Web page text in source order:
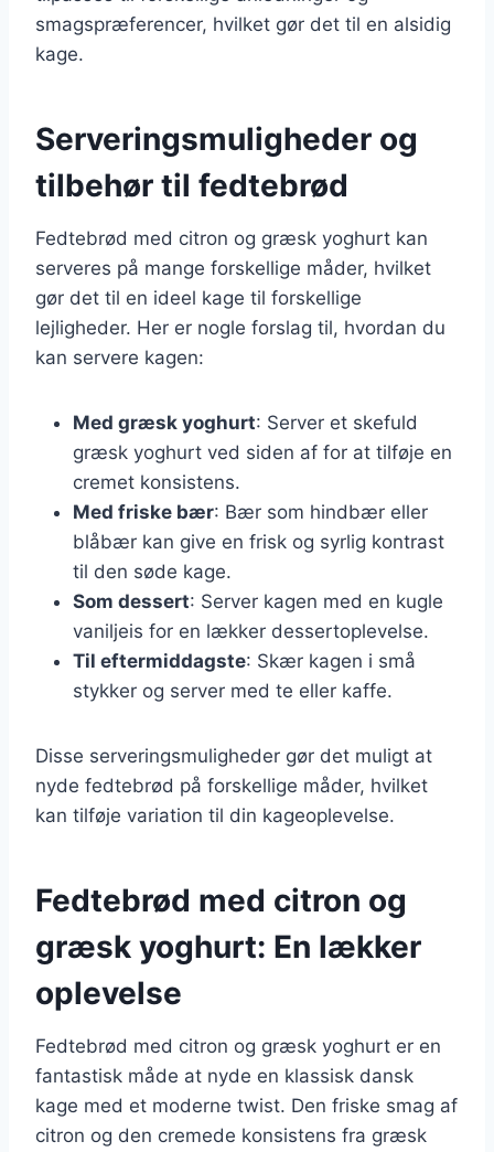
smagspræferencer, hvilket gør det til en alsidig
kage.
Serveringsmuligheder og
tilbehør til fedtebrød
Fedtebrød med citron og græsk yoghurt kan
serveres på mange forskellige måder, hvilket
gør det til en ideel kage til forskellige
lejligheder. Her er nogle forslag til, hvordan du
kan servere kagen:
Med græsk yoghurt: Server et skefuld
græsk yoghurt ved siden af for at tilføje en
cremet konsistens.
Med friske bær: Bær som hindbær eller
blåbær kan give en frisk og syrlig kontrast
til den søde kage.
Som dessert: Server kagen med en kugle
vaniljeis for en lækker dessertoplevelse.
Til eftermiddagste: Skær kagen i små
stykker og server med te eller kaffe.
Disse serveringsmuligheder gør det muligt at
nyde fedtebrød på forskellige måder, hvilket
kan tilføje variation til din kageoplevelse.
Fedtebrød med citron og
græsk yoghurt: En lækker
oplevelse
Fedtebrød med citron og græsk yoghurt er en
fantastisk måde at nyde en klassisk dansk
kage med et moderne twist. Den friske smag af
citron og den cremede konsistens fra græsk